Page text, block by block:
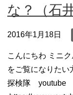
な？（石
2016年1月18日
こんにちわ ミニ
をご覧になりたい
探検隊 youtube